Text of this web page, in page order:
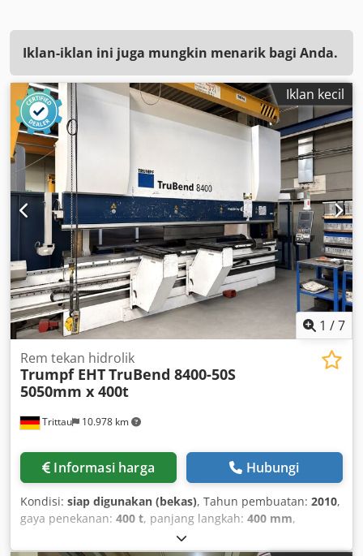
Iklan-iklan ini juga mungkin menarik bagi Anda.
Iklan kecil
1 /7
Trittau 10.978 km
Rem tekan hidrolik
Trumpf EHTTruBend 8400-50S
5050mm x 400t
Informasi harga Hubungi
Kondisi: siap digunakan (bekas), Tahun pembuatan: 2010,
gaya penekanan: 400 t, panjang langkah: 400 mm,
405 mm
mm, panjang total:6.100 mm, berat keseluruhan:34.000